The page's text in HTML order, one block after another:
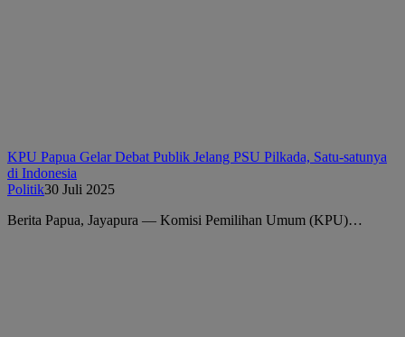
KPU Papua Gelar Debat Publik Jelang PSU Pilkada, Satu-satunya
di Indonesia
Politik30 Juli 2025
Berita Papua, Jayapura — Komisi Pemilihan Umum (KPU)…